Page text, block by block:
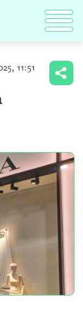
11:51